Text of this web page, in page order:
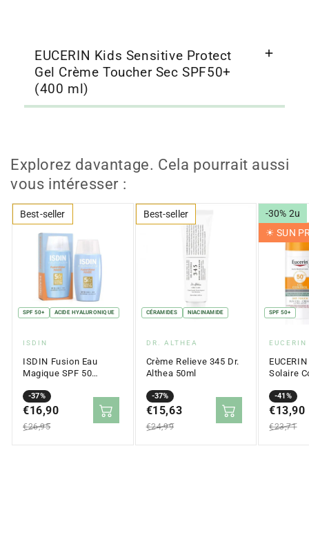
EUCERIN Kids Sensitive Protect
Gel Crème Toucher Sec SPF50+
(400 ml)
Explorez davantage. Cela pourrait aussi
vous intéresser :
Best-seller
SPF 50+ ACIDE HYALURONIQUE
Fournisseur
:
ISDIN
ISDIN Fusion Eau
Magique SPF 50
-37%
Prix
en
solde
€16,90
Prix
régulier
€26,95
Best-seller
CÉRAMIDES NIACINAMIDE
Fournisseur
:
DR. ALTHEA
Crème Relieve 345 Dr.
Althea 50ml
-37%
Prix
en
solde
€15,63
Prix
régulier
€24,99
-30% 2u
☀︎ SUN
SPF 50+
:
EUCERIN
Solaire
SPF 50+
-41%
Prix
en
solde
€13,90
Prix
régulier
€23,71